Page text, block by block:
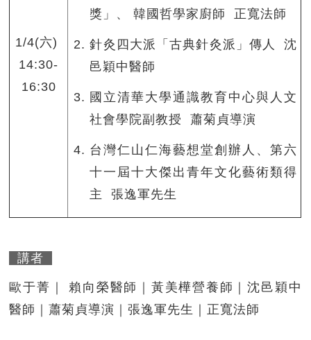
1/4(六)
14:30-
16:30
獎」、 韓國哲學家廚師 正寬法師
針灸四大派「古典針灸派」傳人 沈
邑穎中醫師
國立清華大學通識教育中心與人文
社會學院副教授 蕭菊貞導演
台灣仁山仁海藝想堂創辦人、第六
十一屆十大傑出青年文化藝術類得
主 張逸軍先生
講者
歐于菁｜ 賴向榮醫師｜黃美樺營養師｜沈邑穎中
醫師｜蕭菊貞導演｜張逸軍先生｜正寬法師